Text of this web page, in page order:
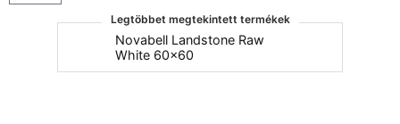
Legtöbbet megtekintett termékek
Novabell Landstone Raw
White 60x60